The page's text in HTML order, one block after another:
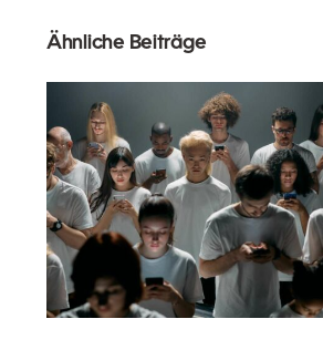
Ähnliche Beiträge
Tipps zur Gestaltung
beeindruckender
Facebook-Anzeigen,
die konvertieren